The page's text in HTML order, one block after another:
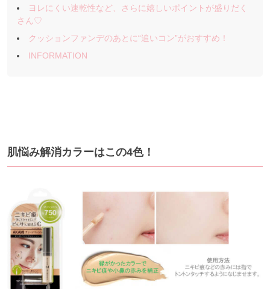
ヨレにくい速乾性など、さらに嬉しいポイントが盛りだく
さん♡
クッションファンデのあとに“追いコン”がおすすめ！
INFORMATION
肌悩み解消カラーはこの4色！